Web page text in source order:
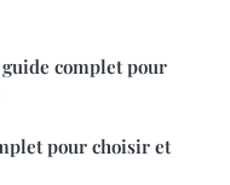
complet pour
pour choisir et